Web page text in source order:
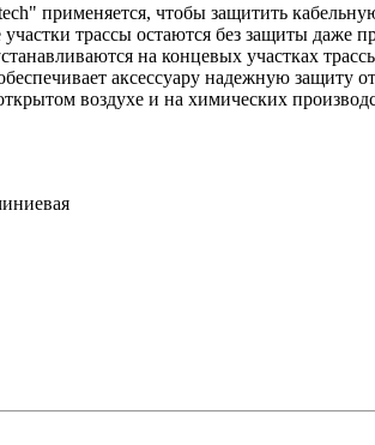
применяется, чтобы защитить
трассы остаются без защиты
на концевых участках
аксессуару надежную защиту
воздухе и на химических